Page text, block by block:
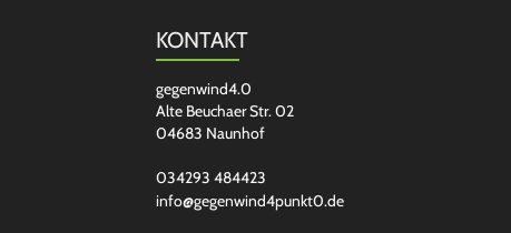
KONTAKT
gegenwind4.0
Alte Beuchaer Str. 02
04683 Naunhof
034293 484423
info@gegenwind4punkt0.de